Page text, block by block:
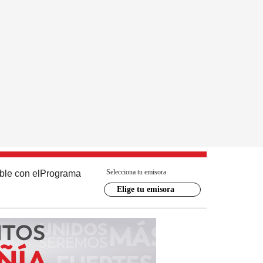
con el Programa Selecciona tu emisora
Elige tu emisora